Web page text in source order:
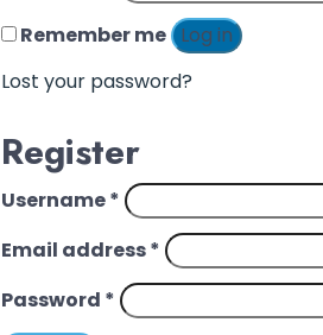
Remember me Log in
Lost your password?
Register
Username*
Email address*
Password *